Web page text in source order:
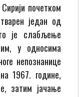
почетком
један од
је слабљење
у односима
непознанице
1967. године,
затим јачање